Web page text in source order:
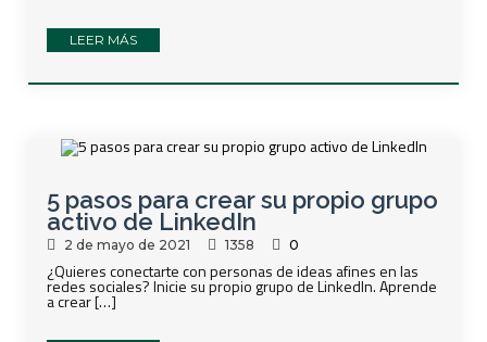
LEER MÁS
5 pasos para crear su propio grupo
activo de LinkedIn
2 de mayo de 2021 1358 0
¿Quieres conectarte con personas de ideas afines en las
redes sociales? Inicie su propio grupo de LinkedIn. Aprende
a crear […]